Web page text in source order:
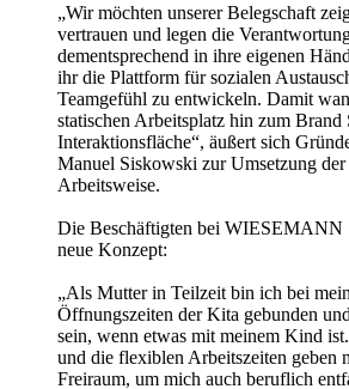
„Wir möchten unserer Belegschaft
vertrauen und legen die
dementsprechend in ihre eigenen
ihr die Plattform für sozialen
Teamgefühl zu entwickeln. Damit
statischen Arbeitsplatz hin zum Brand
Interaktionsfläche“, äußert sich
Manuel Siskowski zur Umsetzung
Arbeitsweise.
Die Beschäftigten bei WIESEMANN
neue Konzept:
„Als Mutter in Teilzeit bin ich bei
Öffnungszeiten der Kita gebunden
sein, wenn etwas mit meinem Kind
und die flexiblen Arbeitszeiten geben
Freiraum, um mich auch beruflich